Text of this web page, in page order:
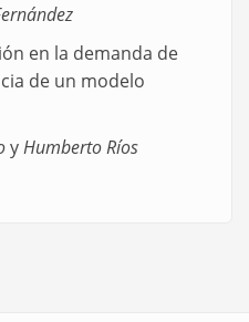
en la demanda de
de un modelo
yHumberto Ríos